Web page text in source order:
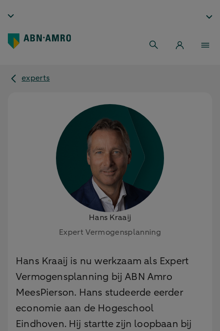
experts
Hans Kraaij
Expert Vermogensplanning
Hans Kraaij is nu werkzaam als Expert
Vermogensplanning bij ABN Amro
MeesPierson. Hans studeerde eerder
economie aan de Hogeschool
Eindhoven. Hij startte zijn loopbaan bij